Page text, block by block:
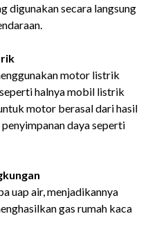
digunakan secara langsung
motor listrik
halnya mobil listrik
motor berasal dari hasil
daya seperti
uap air, menjadikannya
gas rumah kaca